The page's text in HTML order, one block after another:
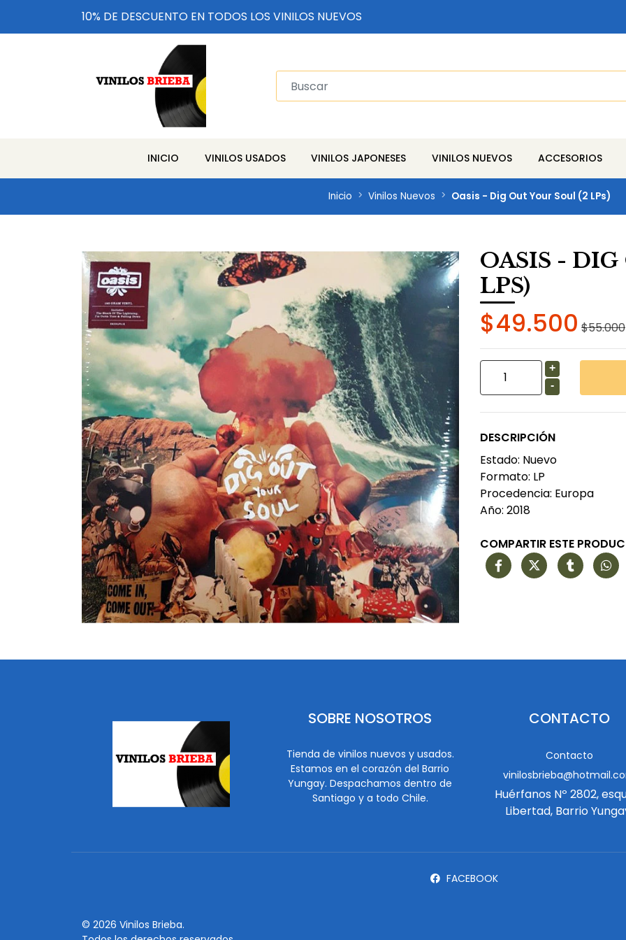
10% DE DESCUENTO EN TODOS LOS VINILOS NUEVOS
INICIO VINILOS USADOS VINILOS JAPONESES VINILOS NUEVOS ACCESORIOS
Inicio Vinilos Nuevos Oasis - Dig Out Your Soul (2 LPs)
OASIS -
LPS)
$49.500 $55.000
+
-
DESCRIPCIÓN
Estado: Nuevo
Formato: LP
Procedencia: Europa
Año: 2018
COMPARTIR ESTE
SOBRE NOSOTROS
Tienda de vinilos nuevos y usados.
Estamos en el corazón del Barrio
Yungay. Despachamos dentro de
Santiago y a todo Chile.
CONTACTO
Contacto
Huérfanos Nº 2802,
Libertad, Barrio
FACEBOOK
© 2026 Vinilos Brieba.